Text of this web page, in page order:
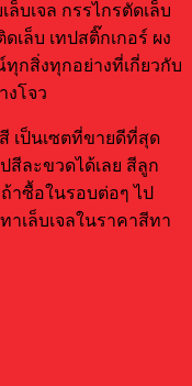
ล็บเจล กรรไกรตัดเล็บ
เล็บ เทปสติ๊กเกอร์ ผง
กสิ่งทุกอย่างที่เกี่ยวกับ
งโจว
เป็นเซตที่ขายดีที่สุด
ละขวดได้เลย สีลูก
าซื้อในรอบต่อๆ ไป
าเล็บเจลในราคาสีทา